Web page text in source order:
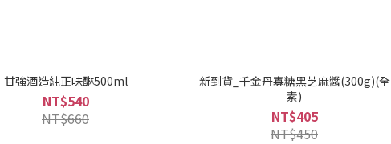
甘強酒造純正味醂500ml
NT$540
NT$660
新到貨_千金丹寡糖黑芝麻醬(300g)(全
素)
NT$405
NT$450